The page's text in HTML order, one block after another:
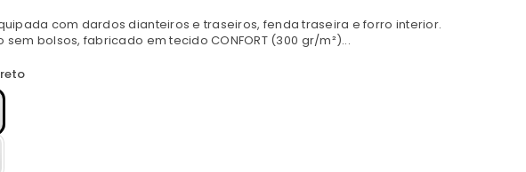
com dardos dianteiros e traseiros, fenda traseira e forro interior.
sem bolsos, fabricado em tecido CONFORT (300 gr/m²)...